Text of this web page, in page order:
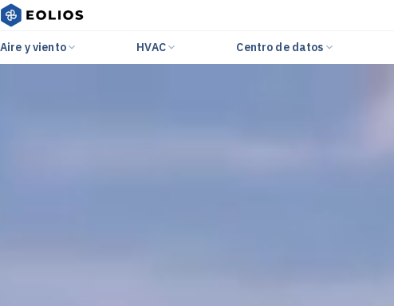
Aire y viento HVAC Centro de datos